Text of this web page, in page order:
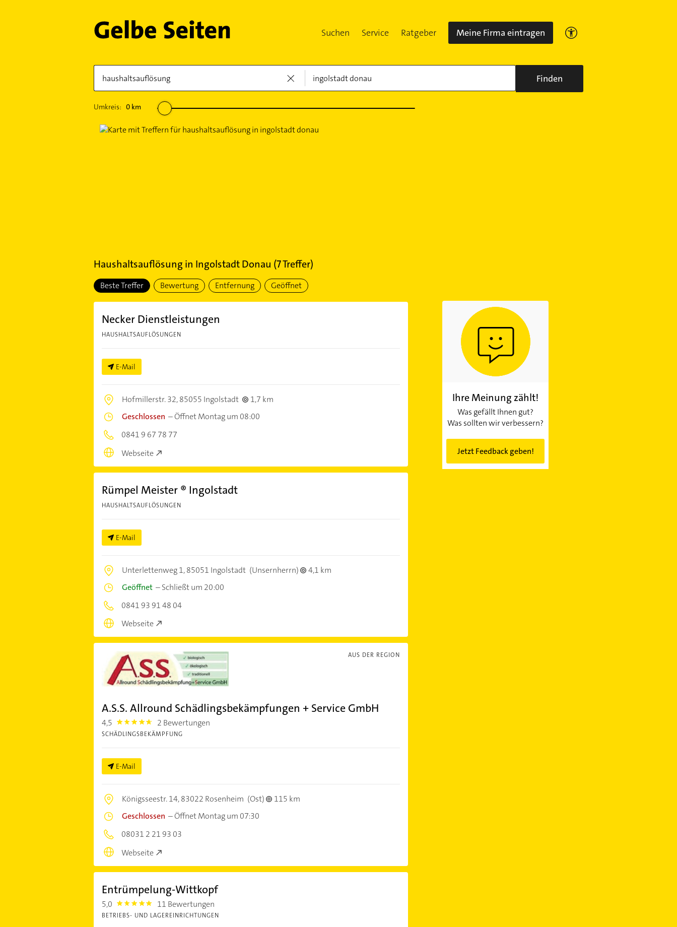
Suchen Service Ratgeber Meine Firma eintragen
Finden
Umkreis: 0km
Haushaltsauflösung in Ingolstadt Donau (7Treffer)
Beste Treffer Bewertung Entfernung Geöffnet
Necker Dienstleistungen
HAUSHALTSAUFLÖSUNGEN
E-Mail
Hofmillerstr. 32,85055 Ingolstadt
1,7 km
Geschlossen –Öffnet Montag um 08:00
0841 9 67 78 77
Webseite
Rümpel Meister ® Ingolstadt
HAUSHALTSAUFLÖSUNGEN
E-Mail
Unterlettenweg 1,85051 Ingolstadt (Unsernherrn)
4,1 km
Geöffnet–Schließt um 20:00
0841 93 91 48 04
Webseite
AUS DER REGION
A.S.S. Allround Schädlingsbekämpfungen + Service GmbH
4,5 4.5 2 Bewertungen
SCHÄDLINGSBEKÄMPFUNG
E-Mail
Königsseestr. 14,83022 Rosenheim (Ost)
115 km
Geschlossen –Öffnet Montag um 07:30
08031 2 21 93 03
Webseite
Entrümpelung-Wittkopf
5,0 5.0 11 Bewertungen
BETRIEBS- UND LAGEREINRICHTUNGEN
Ihre Meinung zählt!
Was gefällt Ihnen gut?
Was sollten wir verbessern?
Jetzt Feedback geben!